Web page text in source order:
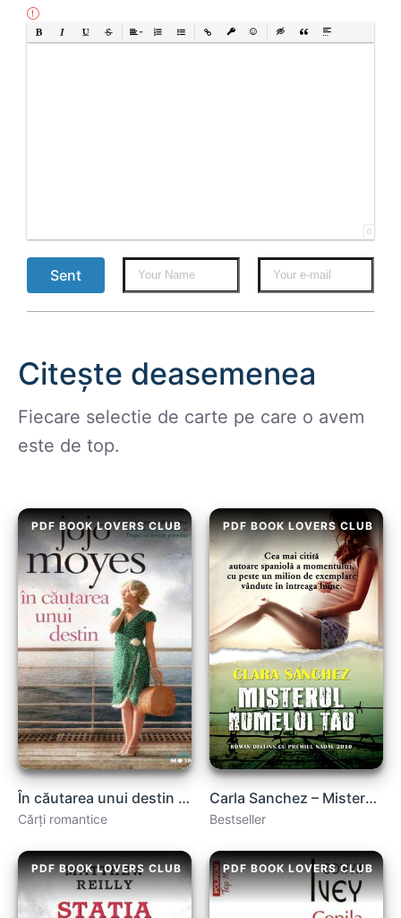
Bold Italic UnderlineStrikethrough
AlignOrdered List
Unordered List
Insert LinkInsert protected link
EmoticonsInsert hidden text
Insert Quote
Insert spoiler
0
Sent
Citește deasemenea
Fiecare selectie de carte pe care o avem
este de top.
PDF BOOK LOVERS CLUB
În căutarea unui destin de Jojo Moyes descarcă gratis .pdf
Cărți romantice
PDF BOOK LOVERS CLUB
Carla Sanchez – Misterul numelui tău .PDF
Bestseller
PDF BOOK LOVERS CLUB PDF BOOK LOVERS CLUB